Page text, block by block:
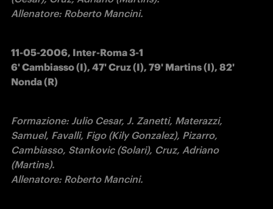
Allenatore: Roberto Mancini.
11-05-2006, Inter-Roma 3-1
6' Cambiasso (I), 47' Cruz (I), 79' Martins (I), 82'
Nonda (R)
Formazione: Julio Cesar, J. Zanetti, Materazzi,
Samuel, Favalli, Figo (Kily Gonzalez), Pizarro,
Cambiasso, Stankovic (Solari), Cruz, Adriano
(Martins).
Allenatore: Roberto Mancini.